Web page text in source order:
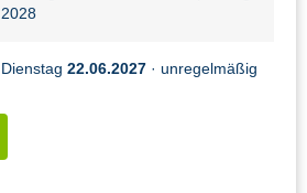
2028
Dienstag 22.06.2027 · unregelmäßig